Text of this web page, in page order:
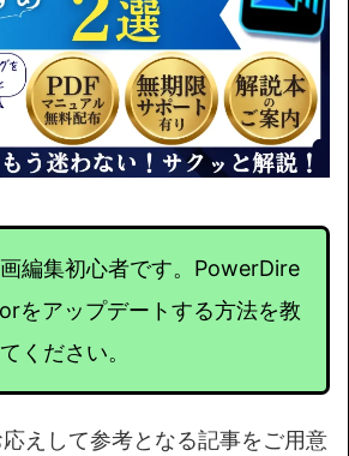
編集初心者です。PowerDire
をアップデートする方法を教
ください。
えして参考となる記事をご用意